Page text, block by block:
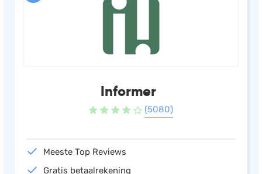
Informer
(5080)
Meeste Top Reviews
Gratis betaalrekening